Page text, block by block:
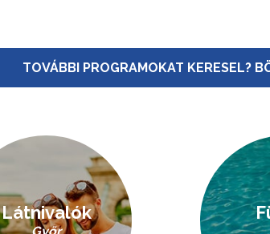
TOVÁBBI PROGRAMOKAT KERESEL?
Látnivalók